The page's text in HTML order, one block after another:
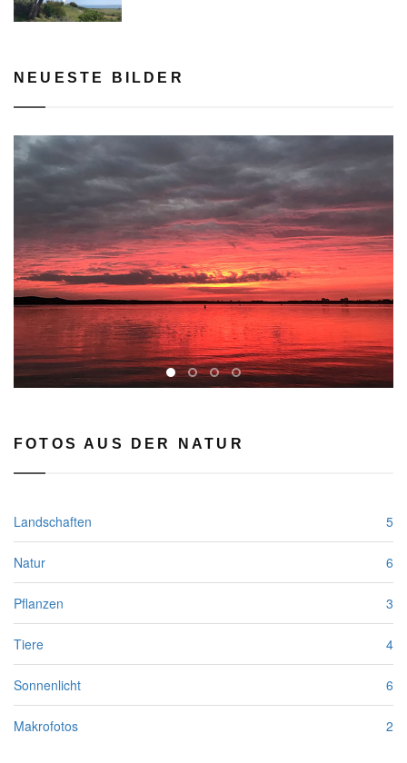
NEUESTE BILDER
FOTOS AUS DER NATUR
Landschaften 5
Natur 6
Pflanzen 3
Tiere 4
Sonnenlicht 6
Makrofotos 2